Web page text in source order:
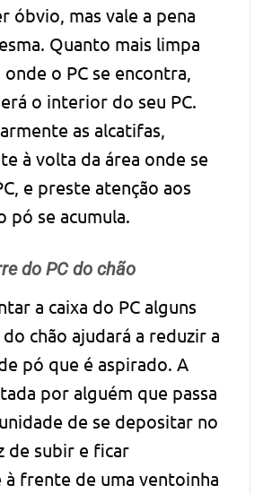
óbvio, mas vale a pena
Quanto mais limpa
o PC se encontra,
o interior do seu PC.
as alcatifas,
à volta da área onde se
e preste atenção aos
pó se acumula.
do PC do chão
a caixa do PC alguns
chão ajudará a reduzir a
pó que é aspirado. A
por alguém que passa
de se depositar no
de subir e ficar
frente de uma ventoinha